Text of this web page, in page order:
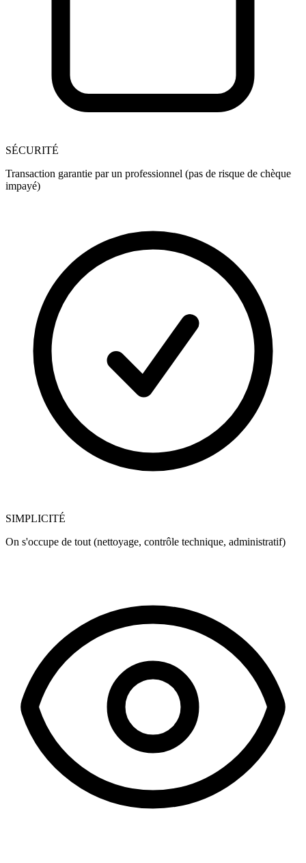
SÉCURITÉ
Transaction garantie par un professionnel (pas de risque de chèque
impayé)
SIMPLICITÉ
On s'occupe de tout (nettoyage, contrôle technique, administratif)